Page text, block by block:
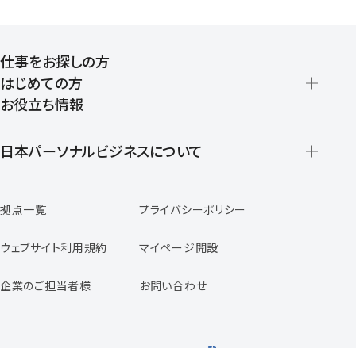
仕事をお探しの方
はじめての方
登録から就業開始までの流れ
お役立ち情報
日本パーソナルビジネスについて
スタッフの声
専任コンサルタントの声
福利厚生のご案内
拠点一覧 プライバシーポリシー
ウェブサイト利用規約 マイページ開設
企業のご担当者様 お問い合わせ